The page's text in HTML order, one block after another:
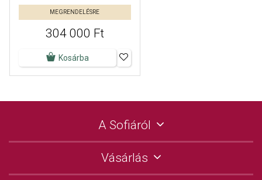
MEGRENDELÉSRE
304 000 Ft
Kosárba
A Sofiáról
Vásárlás